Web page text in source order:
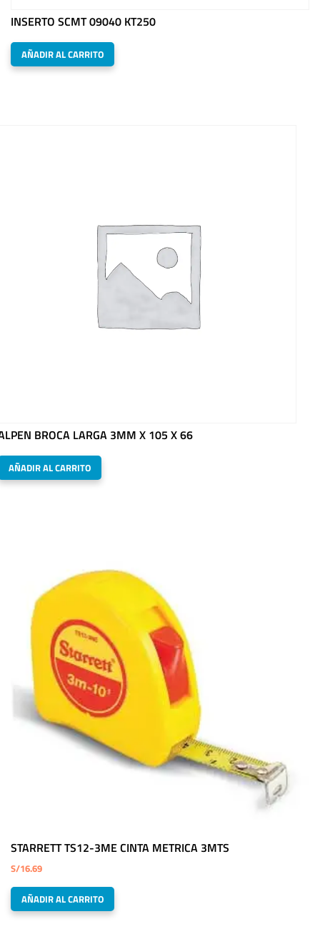
INSERTO SCMT 09040 KT250
AÑADIR AL CARRITO
BROCA LARGA 3MM X 105 X 66
AÑADIR AL CARRITO
STARRETT TS12-3ME CINTA METRICA 3MTS
S/16.69
AÑADIR AL CARRITO